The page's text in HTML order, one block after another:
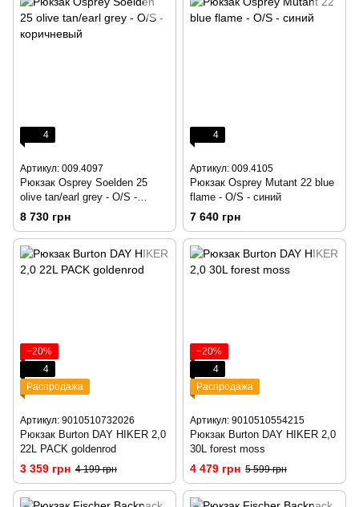
4
Артикул: 009.4097
Рюкзак Osprey Soelden 25
olive tan/earl grey - O/S -
коричневый
8 730 грн
4
Артикул: 009.4105
Рюкзак Osprey Mutant 22 blue
flame - O/S - синий
7 640 грн
−20%
4
Распродажа
Артикул: 9010510732026
Рюкзак Burton DAY HIKER 2,0
22L PACK goldenrod
3 359 грн 4 199 грн
−20%
4
Распродажа
Артикул: 9010510554215
Рюкзак Burton DAY HIKER 2,0
30L forest moss
4 479 грн 5 599 грн